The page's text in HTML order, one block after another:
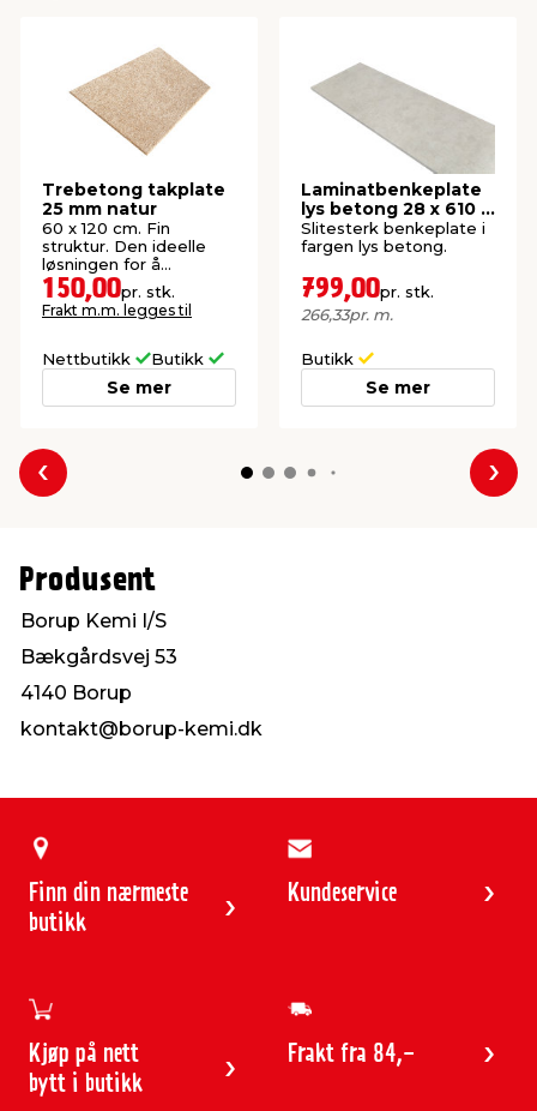
Trebetong takplate
25 mm natur
60 x 120 cm. Fin
struktur. Den ideelle
løsningen for å
forbedre akustikken.
150,00pr. stk.
Frakt m.m. legges til
Nettbutikk Butikk
Se mer
Laminatbenkeplate
lys betong 28 x 610 x
3000 mm
Slitesterk benkeplate i
fargen lys betong.
799,00pr. stk.
266,33pr. m.
Butikk
Se mer
Forrige
Produsent
Borup Kemi I/S
Bækgårdsvej 53
4140 Borup
kontakt@borup-kemi.dk
Finn din nærmeste
butikk
Kundeservice
Kjøp på nett
bytt i butikk
Frakt fra 84,-